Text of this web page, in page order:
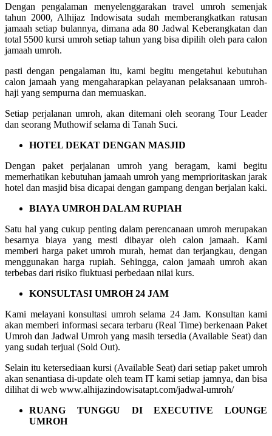
Dengan pengalaman menyelenggarakan travel umroh semenjak
tahun 2000, Alhijaz Indowisata sudah memberangkatkan ratusan
jamaah setiap bulannya, dimana ada 80 Jadwal Keberangkatan dan
total 5500 kursi umroh setiap tahun yang bisa dipilih oleh para calon
jamaah umroh.
pasti dengan pengalaman itu, kami begitu mengetahui kebutuhan
calon jamaah yang mengaharapkan pelayanan pelaksanaan umroh-
haji yang sempurna dan memuaskan.
Setiap perjalanan umroh, akan ditemani oleh seorang Tour Leader
dan seorang Muthowif selama di Tanah Suci.
HOTEL DEKAT DENGAN MASJID
Dengan paket perjalanan umroh yang beragam, kami begitu
memerhatikan kebutuhan jamaah umroh yang memprioritaskan jarak
hotel dan masjid bisa dicapai dengan gampang dengan berjalan kaki.
BIAYA UMROH DALAM RUPIAH
Satu hal yang cukup penting dalam perencanaan umroh merupakan
besarnya biaya yang mesti dibayar oleh calon jamaah. Kami
memberi harga paket umroh murah, hemat dan terjangkau, dengan
menggunakan harga rupiah. Sehingga, calon jamaah umroh akan
terbebas dari risiko fluktuasi perbedaan nilai kurs.
KONSULTASI UMROH 24 JAM
Kami melayani konsultasi umroh selama 24 Jam. Konsultan kami
akan memberi informasi secara terbaru (Real Time) berkenaan Paket
Umroh dan Jadwal Umroh yang masih tersedia (Available Seat) dan
yang sudah terjual (Sold Out).
Selain itu ketersediaan kursi (Available Seat) dari setiap paket umroh
akan senantiasa di-update oleh team IT kami setiap jamnya, dan bisa
dilihat di web www.alhijazindowisatapt.com/jadwal-umroh/
RUANG TUNGGU DI EXECUTIVE LOUNGE
UMROH